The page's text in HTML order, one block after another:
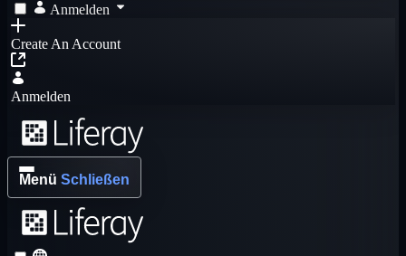
Anmelden
Create An Account
Anmelden
Menü Schließen